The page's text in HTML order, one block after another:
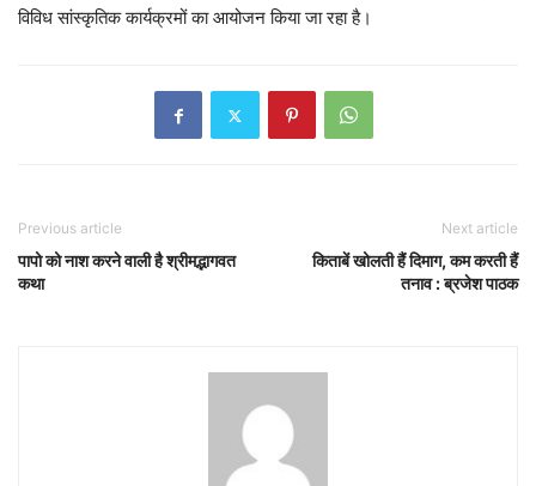
विविध सांस्कृतिक कार्यक्रमों का आयोजन किया जा रहा है।
Previous article
पापो को नाश करने वाली है श्रीमद्भागवत
कथा
Next article
किताबें खोलती हैं दिमाग, कम करती हैं
तनाव : ब्रजेश पाठक